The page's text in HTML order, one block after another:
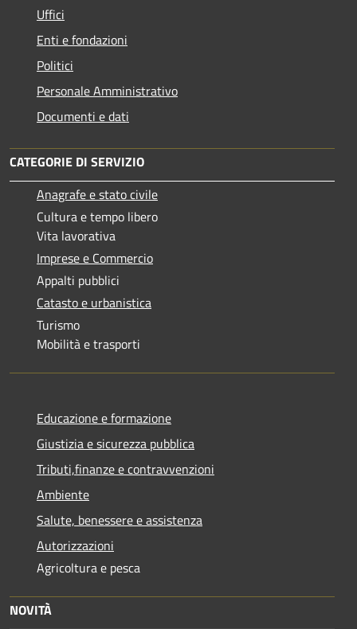
Uffici
Enti e fondazioni
Politici
Personale Amministrativo
Documenti e dati
CATEGORIE DI SERVIZIO
Anagrafe e stato civile
Cultura e tempo libero
Vita lavorativa
Imprese e Commercio
Appalti pubblici
Catasto e urbanistica
Turismo
Mobilità e trasporti
Educazione e formazione
Giustizia e sicurezza pubblica
Tributi,finanze e contravvenzioni
Ambiente
Salute, benessere e assistenza
Autorizzazioni
Agricoltura e pesca
NOVITÀ